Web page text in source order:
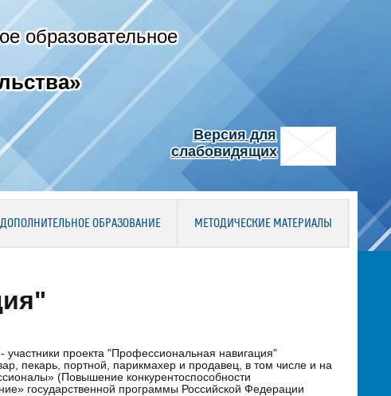
образовательное
Версия для
слабовидящих
ДОПОЛНИТЕЛЬНОЕ ОБРАЗОВАНИЕ МЕТОДИЧЕСКИЕ МАТЕРИАЛЫ
проекта "Профессиональная навигация"
пекарь, портной, парикмахер и продавец, в том числе и на
(Повышение конкурентоспособности
государственной программы Российской Федерации